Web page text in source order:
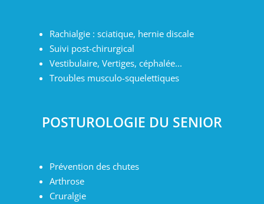
Rachialgie : sciatique, hernie discale
Suivi post-chirurgical
Vestibulaire, Vertiges, céphalée...
Troubles musculo-squelettiques
POSTUROLOGIE DU SENIOR
Prévention des chutes
Arthrose
Cruralgie